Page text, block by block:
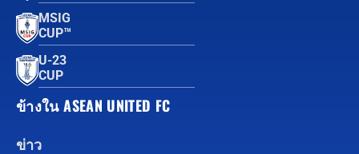
MSIG
CUP™
U-23
CUP
ข้างใน ASEAN UNITED FC
ข่าว